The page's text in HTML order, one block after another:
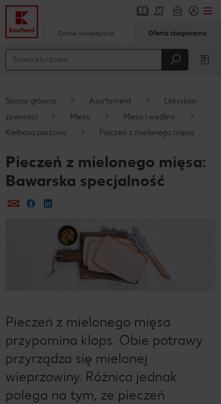
Główna treść
Pływający pasek boczny
Online marketplace Oferta stacjonarna
Strona główna Asortyment
Leksykon
żywności
Mięso
Mięso i wędliny
Kiełbasa parzona
Pieczeń z mielonego mięsa
Pieczeń z mielonego mięsa:
Bawarska specjalność
Prześlij e-mailem
Udostępnij na Facebooku
Pieczeń z mielonego mięsa
przypomina klops. Obie potrawy
przyrządza się mielonej
wieprzowiny. Różnica jednak
polega na tym, że pieczeń